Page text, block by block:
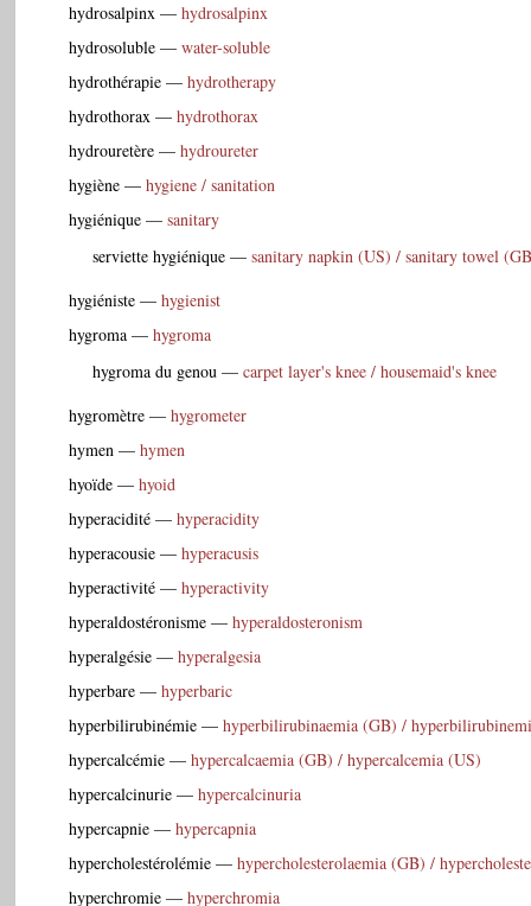
hydrosalpinx — hydrosalpinx
hydrosoluble — water-soluble
hydrothérapie — hydrotherapy
hydrothorax — hydrothorax
hydrouretère — hydroureter
hygiène — hygiene / sanitation
hygiénique — sanitary
serviette hygiénique — sanitary napkin (US) / sanitary towel
hygiéniste — hygienist
hygroma — hygroma
hygroma du genou — carpet layer's knee / housemaid's knee
hygromètre — hygrometer
hymen — hymen
hyoïde — hyoid
hyperacidité — hyperacidity
hyperacousie — hyperacusis
hyperactivité — hyperactivity
hyperaldostéronisme — hyperaldosteronism
hyperalgésie — hyperalgesia
hyperbare — hyperbaric
hyperbilirubinémie — hyperbilirubinaemia (GB) /
hypercalcémie — hypercalcaemia (GB) / hypercalcemia (US)
hypercalcinurie — hypercalcinuria
hypercapnie — hypercapnia
hypercholestérolémie — hypercholesterolaemia (GB) /
hyperchromie — hyperchromia